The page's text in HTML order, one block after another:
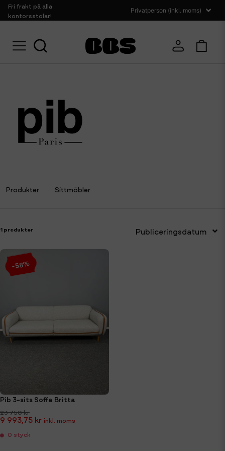
Fri frakt på alla
kontorsstolar!
Hem Pib
Produkter Sittmöbler
1 produkter Publiceringsdatum
Pib 3-sits Soffa Britta
23 750 kr
9 993,75 kr
0 styck
-58%